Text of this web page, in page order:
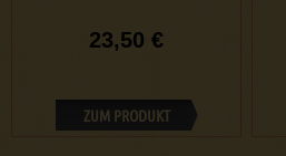
23,50 €
ZUM PRODUKT